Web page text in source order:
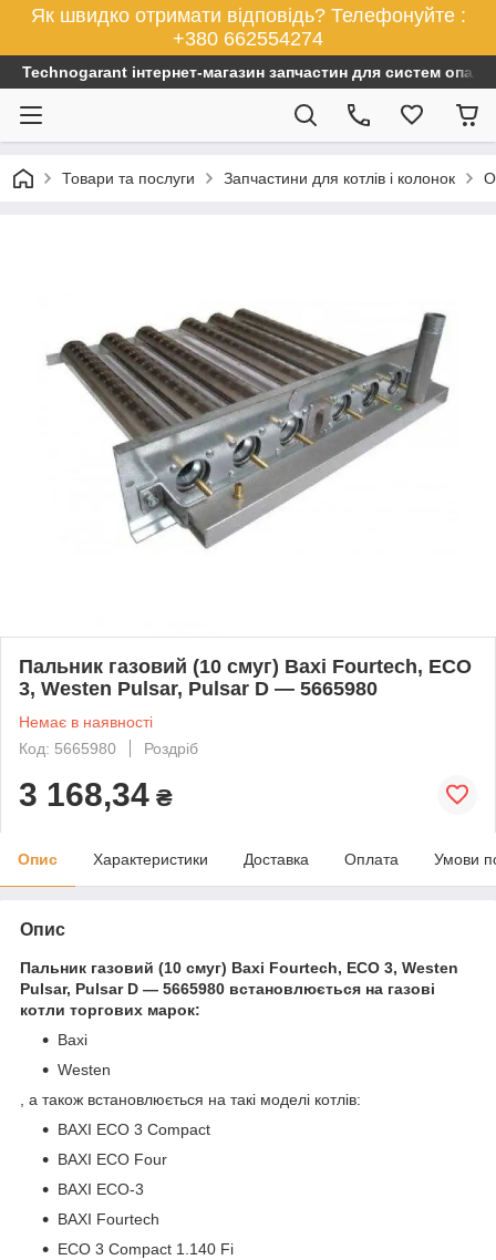
Як швидко отримати відповідь? Телефонуйте :
+380 662554274
Technogarant інтернет-магазин запчастин для систем
Товари та послуги Запчастини для котлів і колонок
Пальник газовий (10 смуг) Baxi Fourtech, ECO
3, Westen Pulsar, Pulsar D — 5665980
Немає в наявності
Код: 5665980
Роздріб
3 168,34 ₴
Опис Характеристики Доставка Оплата Умови
Опис
Пальник газовий (10 смуг) Baxi Fourtech, ECO 3, Westen
Pulsar, Pulsar D — 5665980 встановлюється на газові
котли торгових марок:
Baxi
Westen
, а також встановлюється на такі моделі котлів:
BAXI ECO 3 Compact
BAXI ECO Four
BAXI ECO-3
BAXI Fourtech
ECO 3 Compact 1.140 Fi